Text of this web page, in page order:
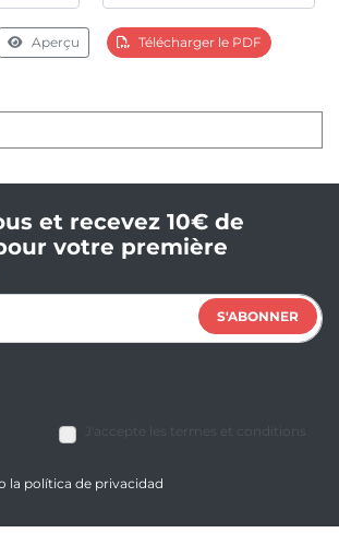
Aperçu Télécharger le PDF
et recevez 10€ de
votre première
S'ABONNER
J'accepte les termes et conditions
la política de privacidad